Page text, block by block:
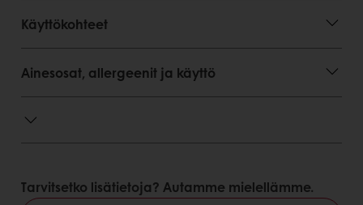
Pidentää pehmeiden leipomotuotteiden
säilyvyyttä
Monipuolinen
Täydellinen rakenne lopputuotteelle
Käyttökohteet
Ainesosat, allergeenit ja käyttö
Tarvitsetko lisätietoja? Autamme mielellämme.